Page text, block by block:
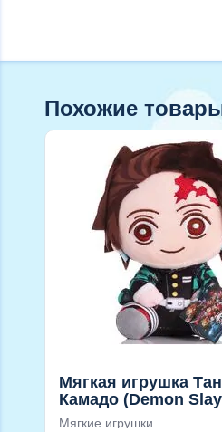
Похожие
Мягкая игрушка
Камадо (Demon
20см
Мягкие игрушки